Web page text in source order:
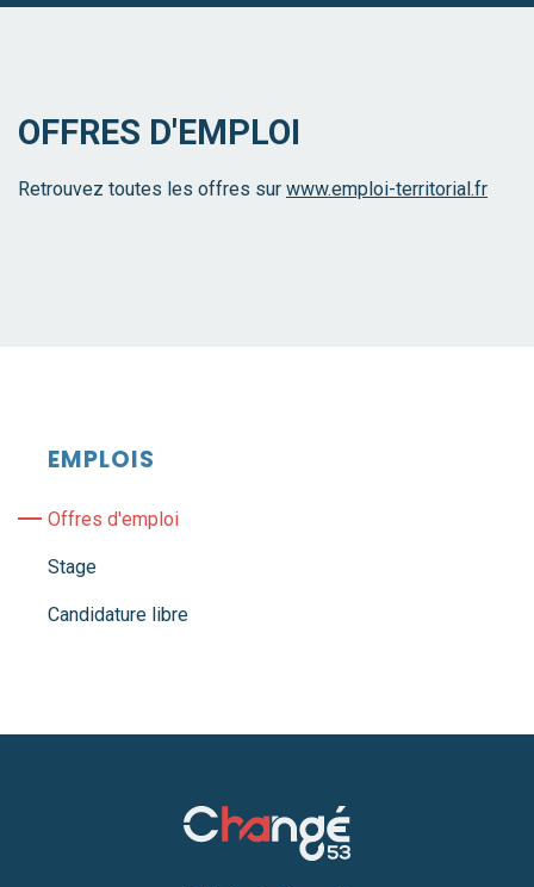
OFFRES D'EMPLOI
Retrouvez toutes les offres sur www.emploi-territorial.fr
EMPLOIS
Offres d'emploi
Stage
Candidature libre